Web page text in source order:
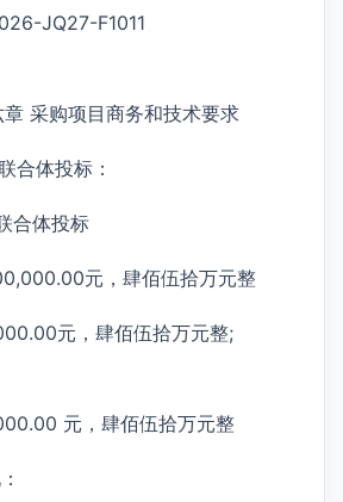
JQ27-F1011
采购项目商务和技术要求
合体投标：
合体投标
元，肆佰伍拾万元整
元，肆佰伍拾万元整;
元，肆佰伍拾万元整